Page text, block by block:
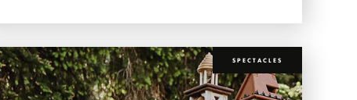
SPECTACLES